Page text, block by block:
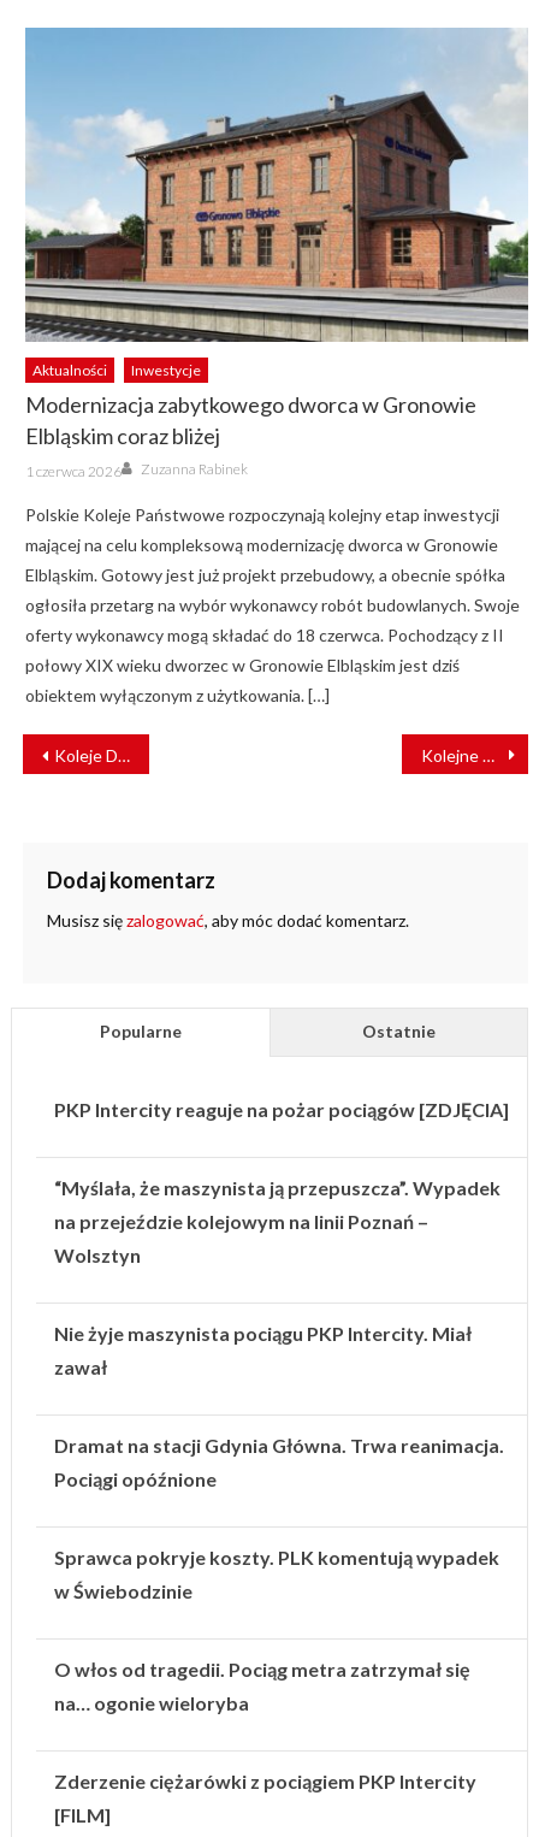
Aktualności Inwestycje
Modernizacja zabytkowego dworca w Gronowie
Elbląskim coraz bliżej
Posted
on
1 czerwca 2026 Author
Zuzanna Rabinek
Polskie Koleje Państwowe rozpoczynają kolejny etap inwestycji
mającej na celu kompleksową modernizację dworca w Gronowie
Elbląskim. Gotowy jest już projekt przebudowy, a obecnie spółka
ogłosiła przetarg na wybór wykonawcy robót budowlanych. Swoje
oferty wykonawcy mogą składać do 18 czerwca. Pochodzący z II
połowy XIX wieku dworzec w Gronowie Elbląskim jest dziś
obiektem wyłączonym z użytkowania. […]
NAWIGACJA
WPISU
Koleje Dolnośląskie przywracają kolejne połączenia Kolejne miliony dla PSP na sprzęt do walki z koronawirusem
Dodaj komentarz
Musisz sięzalogować, aby móc dodać komentarz.
Popularne Ostatnie
PKP Intercity reaguje na pożar pociągów [ZDJĘCIA]
“Myślała, że maszynista ją przepuszcza”. Wypadek
na przejeździe kolejowym na linii Poznań –
Wolsztyn
Nie żyje maszynista pociągu PKP Intercity. Miał
zawał
Dramat na stacji Gdynia Główna. Trwa reanimacja.
Pociągi opóźnione
Sprawca pokryje koszty. PLK komentują wypadek
w Świebodzinie
O włos od tragedii. Pociąg metra zatrzymał się
na… ogonie wieloryba
Zderzenie ciężarówki z pociągiem PKP Intercity
[FILM]